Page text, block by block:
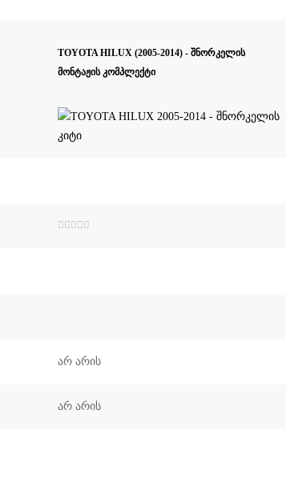
TOYOTA HILUX (2005-2014) - შნორკელის
მონტაჟის კომპლექტი
არ არის
არ არის